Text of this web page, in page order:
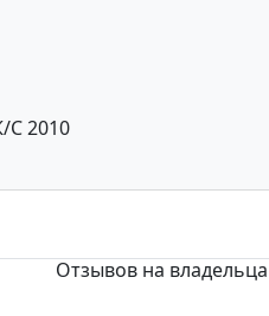
С 2010
Отзывов на